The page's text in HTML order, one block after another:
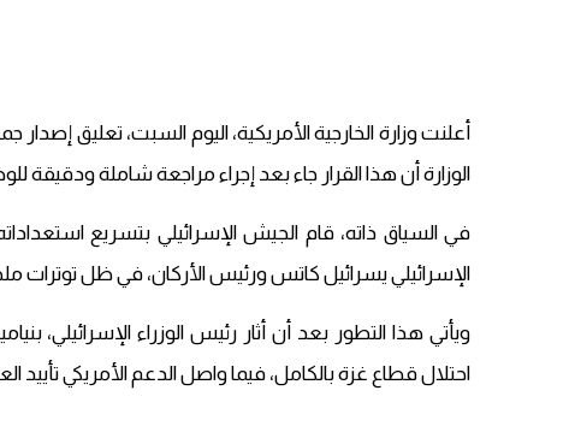
أعلنت وزارة الخارجية الأمريكية، اليوم السبت، تعليق
الوزارة أن هذا القرار جاء بعد إجراء مراجعة شاملة ودقيقة
في السياق ذاته، قام الجيش الإسرائيلي بتسريع
الإسرائيلي يسرائيل كاتس ورئيس الأركان، في ظل توترات
ويأتي هذا التطور بعد أن أثار رئيس الوزراء الإسرائيلي،
احتلال قطاع غزة بالكامل، فيما واصل الدعم الأمريكي تأييد